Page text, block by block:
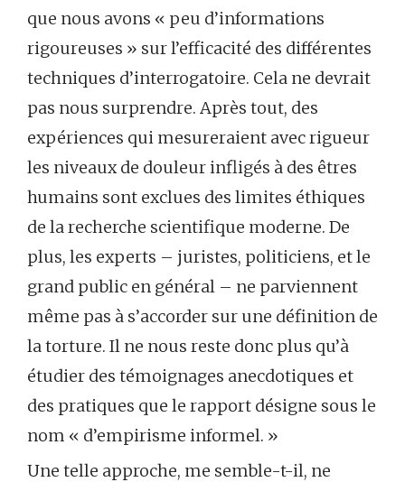
que nous avons « peu d’informations
rigoureuses » sur l’efficacité des différentes
techniques d’interrogatoire. Cela ne devrait
pas nous surprendre. Après tout, des
expériences qui mesureraient avec rigueur
les niveaux de douleur infligés à des êtres
humains sont exclues des limites éthiques
de la recherche scientifique moderne. De
plus, les experts – juristes, politiciens, et le
grand public en général – ne parviennent
même pas à s’accorder sur une définition de
la torture. Il ne nous reste donc plus qu’à
étudier des témoignages anecdotiques et
des pratiques que le rapport désigne sous le
nom « d’empirisme informel. »
Une telle approche, me semble-t-il, ne